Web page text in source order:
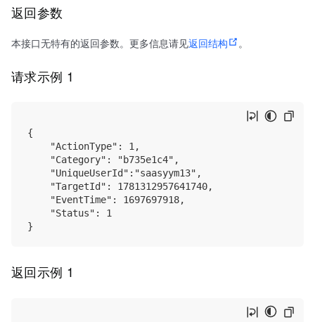
返回参数
本接口无特有的返回参数。更多信息请见返回结构 。
请求示例 1
{
    "ActionType": 1,
    "Category": "b735e1c4",
    "UniqueUserId":"saasyym13",
    "TargetId": 1781312957641740,
    "EventTime": 1697697918,
    "Status": 1
返回示例 1